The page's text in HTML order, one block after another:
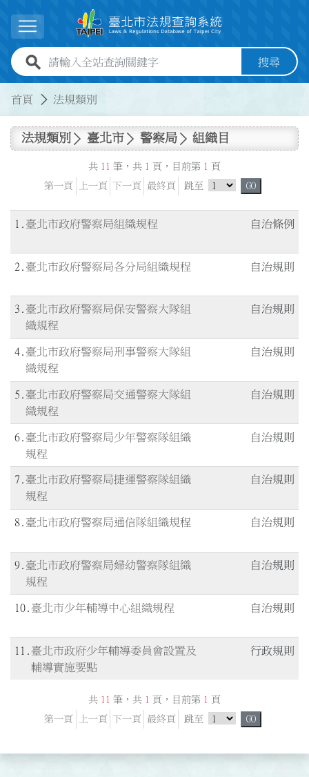
展開選單
全站查詢關鍵字欄位 搜尋
首頁 法規類別
法規類別 臺北市 警察局 組織目
共 11 筆，共 1 頁，目前第 1
頁
第一頁
上一頁 下一頁 最終頁 跳至 跳頁選單 GO
自治條例
1 臺北市政府警察局組織規程
自治規則
2 臺北市政府警察局各分局組織規程
自治規則
3
臺北市政府警察局保安警察大隊組
織規程
自治規則
4 臺北市政府警察局刑事警察大隊組
織規程
自治規則
5
臺北市政府警察局交通警察大隊組
織規程
自治規則
6 臺北市政府警察局少年警察隊組織
規程
自治規則
7 臺北市政府警察局捷運警察隊組織
規程
自治規則
8 臺北市政府警察局通信隊組織規程
自治規則
9 臺北市政府警察局婦幼警察隊組織
規程
自治規則
10 臺北市少年輔導中心組織規程
行政規則
11
臺北市政府少年輔導委員會設置及
輔導實施要點
共 11 筆，共 1 頁，目前第 1
頁
第一頁
上一頁 下一頁 最終頁 跳至 跳頁選單 GO